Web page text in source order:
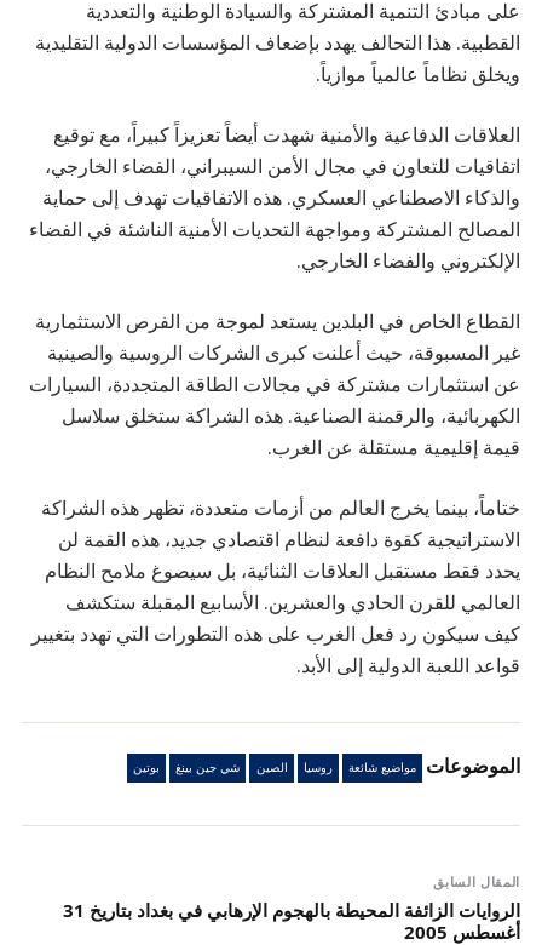
على مبادئ التنمية المشتركة والسيادة الوطنية والتعددية
القطبية. هذا التحالف يهدد بإضعاف المؤسسات الدولية التقليدية
ويخلق نظاماً عالمياً موازياً.
العلاقات الدفاعية والأمنية شهدت أيضاً تعزيزاً كبيراً، مع توقيع
اتفاقيات للتعاون في مجال الأمن السيبراني، الفضاء الخارجي،
والذكاء الاصطناعي العسكري. هذه الاتفاقيات تهدف إلى حماية
المصالح المشتركة ومواجهة التحديات الأمنية الناشئة في الفضاء
الإلكتروني والفضاء الخارجي.
القطاع الخاص في البلدين يستعد لموجة من الفرص الاستثمارية
غير المسبوقة، حيث أعلنت كبرى الشركات الروسية والصينية
عن استثمارات مشتركة في مجالات الطاقة المتجددة، السيارات
الكهربائية، والرقمنة الصناعية. هذه الشراكة ستخلق سلاسل
قيمة إقليمية مستقلة عن الغرب.
ختاماً، بينما يخرج العالم من أزمات متعددة، تظهر هذه الشراكة
الاستراتيجية كقوة دافعة لنظام اقتصادي جديد، هذه القمة لن
يحدد فقط مستقبل العلاقات الثنائية، بل سيصوغ ملامح النظام
العالمي للقرن الحادي والعشرين. الأسابيع المقبلة ستكشف
كيف سيكون رد فعل الغرب على هذه التطورات التي تهدد بتغيير
قواعد اللعبة الدولية إلى الأبد.
الموضوعات مواضيع شائعة روسيا الصين شي جين بينغ بوتين
المقال السابق
الروايات الزائفة المحيطة بالهجوم الإرهابي في بغداد بتاريخ 31
أغسطس 2005